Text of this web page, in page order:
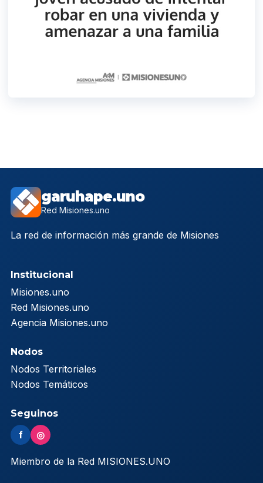
garuhape.uno
Red Misiones.uno
La red de información más grande de Misiones
Institucional
Misiones.uno
Red Misiones.uno
Agencia Misiones.uno
Nodos
Nodos Territoriales
Nodos Temáticos
Seguinos
f ◎
Miembro de la Red MISIONES.UNO